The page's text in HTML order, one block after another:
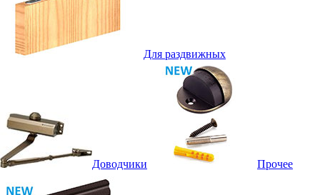
Для раздвижных
Доводчики Прочее